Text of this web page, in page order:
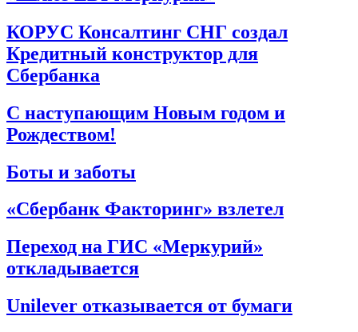
КОРУС Консалтинг СНГ создал
Кредитный конструктор для
Сбербанка
С наступающим Новым годом и
Рождеством!
Боты и заботы
«Сбербанк Факторинг» взлетел
Переход на ГИС «Меркурий»
откладывается
Unilever отказывается от бумаги